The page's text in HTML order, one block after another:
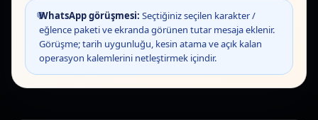
💬
WhatsApp görüşmesi: Seçtiğiniz seçilen karakter /
eğlence paketi ve ekranda görünen tutar mesaja eklenir.
Görüşme; tarih uygunluğu, kesin atama ve açık kalan
operasyon kalemlerini netleştirmek içindir.